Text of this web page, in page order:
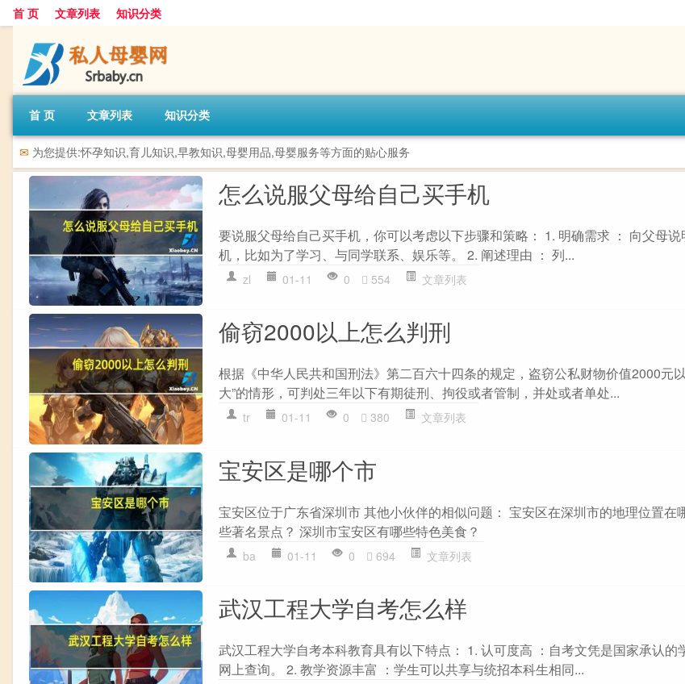
首 页 文章列表 知识分类
首 页 文章列表 知识分类
✉ 为您提供:怀孕知识,育儿知识,早教知识,母婴用品,母婴服务等方面的贴心服务
怎么说服父母给自己买手机
要说服父母给自己买手机，你可以考虑以下步骤和策略： 1. 明确需求 ： 向父母
机，比如为了学习、与同学联系、娱乐等。 2. 阐述理由 ： 列...
zl 01-11 0 554 文章列表
偷窃2000以上怎么判刑
根据《中华人民共和国刑法》第二百六十四条的规定，盗窃公私财物价值2000元
大”的情形，可判处三年以下有期徒刑、拘役或者管制，并处或者单处...
tr 01-11 0 380 文章列表
宝安区是哪个市
宝安区位于广东省深圳市 其他小伙伴的相似问题： 宝安区在深圳市的地理位置在
些著名景点？ 深圳市宝安区有哪些特色美食？
ba 01-11 0 694 文章列表
武汉工程大学自考怎么样
武汉工程大学自考本科教育具有以下特点： 1. 认可度高 ：自考文凭是国家承认的
网上查询。 2. 教学资源丰富 ：学生可以共享与统招本科生相同...